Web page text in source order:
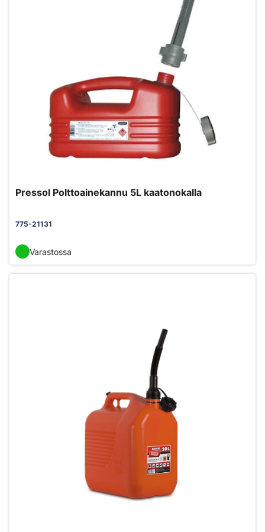
Pressol Polttoainekannu 5L kaatonokalla
775-21131
Varastossa